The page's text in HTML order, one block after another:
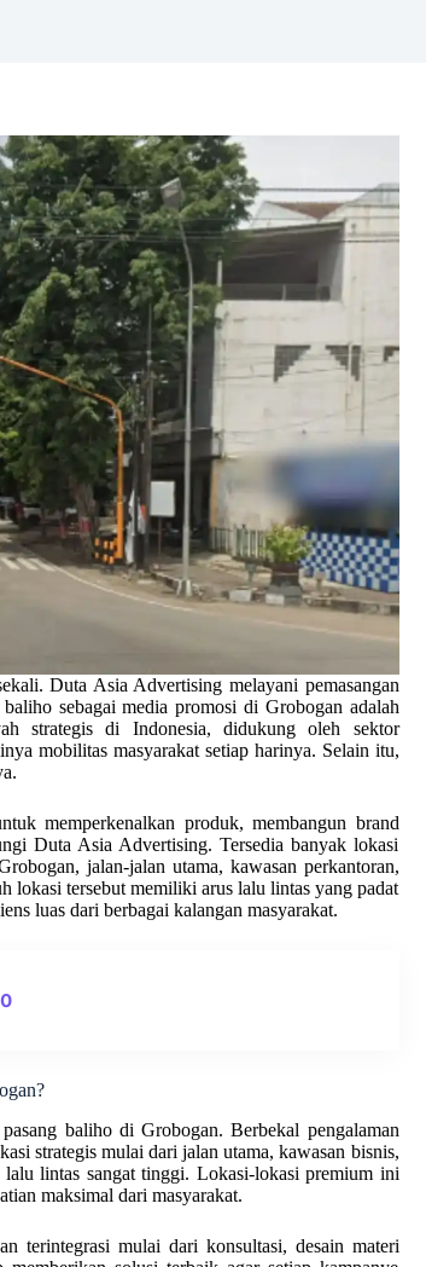
Duta Asia Advertising melayani pemasangan
sebagai media promosi di Grobogan adalah
strategis di Indonesia, didukung oleh sektor
mobilitas masyarakat setiap harinya. Selain itu,
memperkenalkan produk, membangun brand
Duta Asia Advertising. Tersedia banyak lokasi
jalan-jalan utama, kawasan perkantoran,
lokasi tersebut memiliki arus lalu lintas yang padat
luas dari berbagai kalangan masyarakat.
baliho di Grobogan. Berbekal pengalaman
strategis mulai dari jalan utama, kawasan bisnis,
lintas sangat tinggi. Lokasi-lokasi premium ini
maksimal dari masyarakat.
terintegrasi mulai dari konsultasi, desain materi